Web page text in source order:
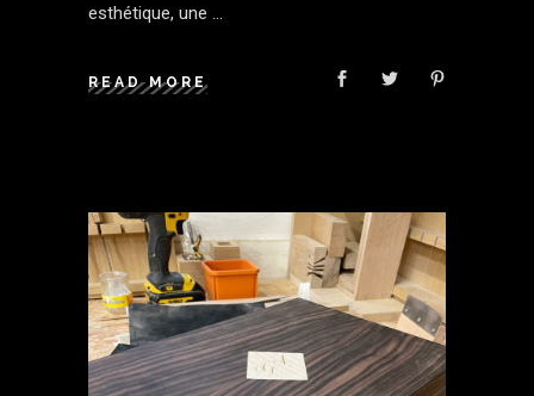
esthétique, une
READ MORE